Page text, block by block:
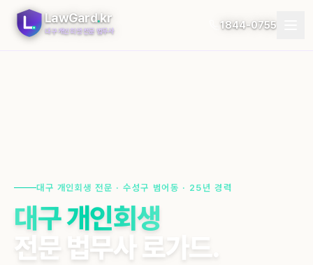
LawGard.kr
대구 개인회생 전문 법무사 1844-0755
지역
자가진단
후기
대구 개인회생 전문 · 수성구 범어동 · 25년 경력
대구 개인회생
전문 법무사 로가드.